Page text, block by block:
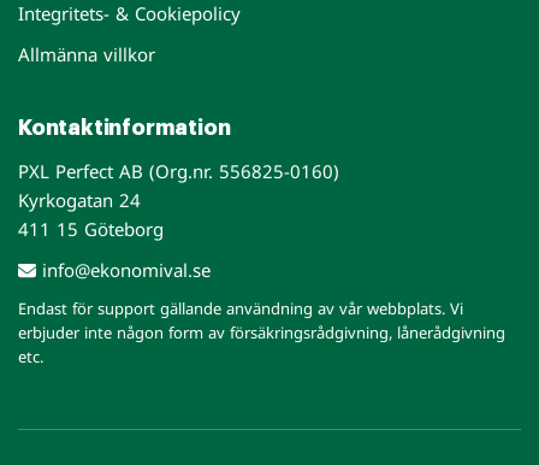
Integritets- & Cookiepolicy
Allmänna villkor
Kontaktinformation
PXL Perfect AB (Org.nr. 556825-0160)
Kyrkogatan 24
411 15 Göteborg
info@ekonomival.se
Endast för support gällande användning av vår webbplats. Vi
erbjuder inte någon form av försäkringsrådgivning, lånerådgivning
etc.